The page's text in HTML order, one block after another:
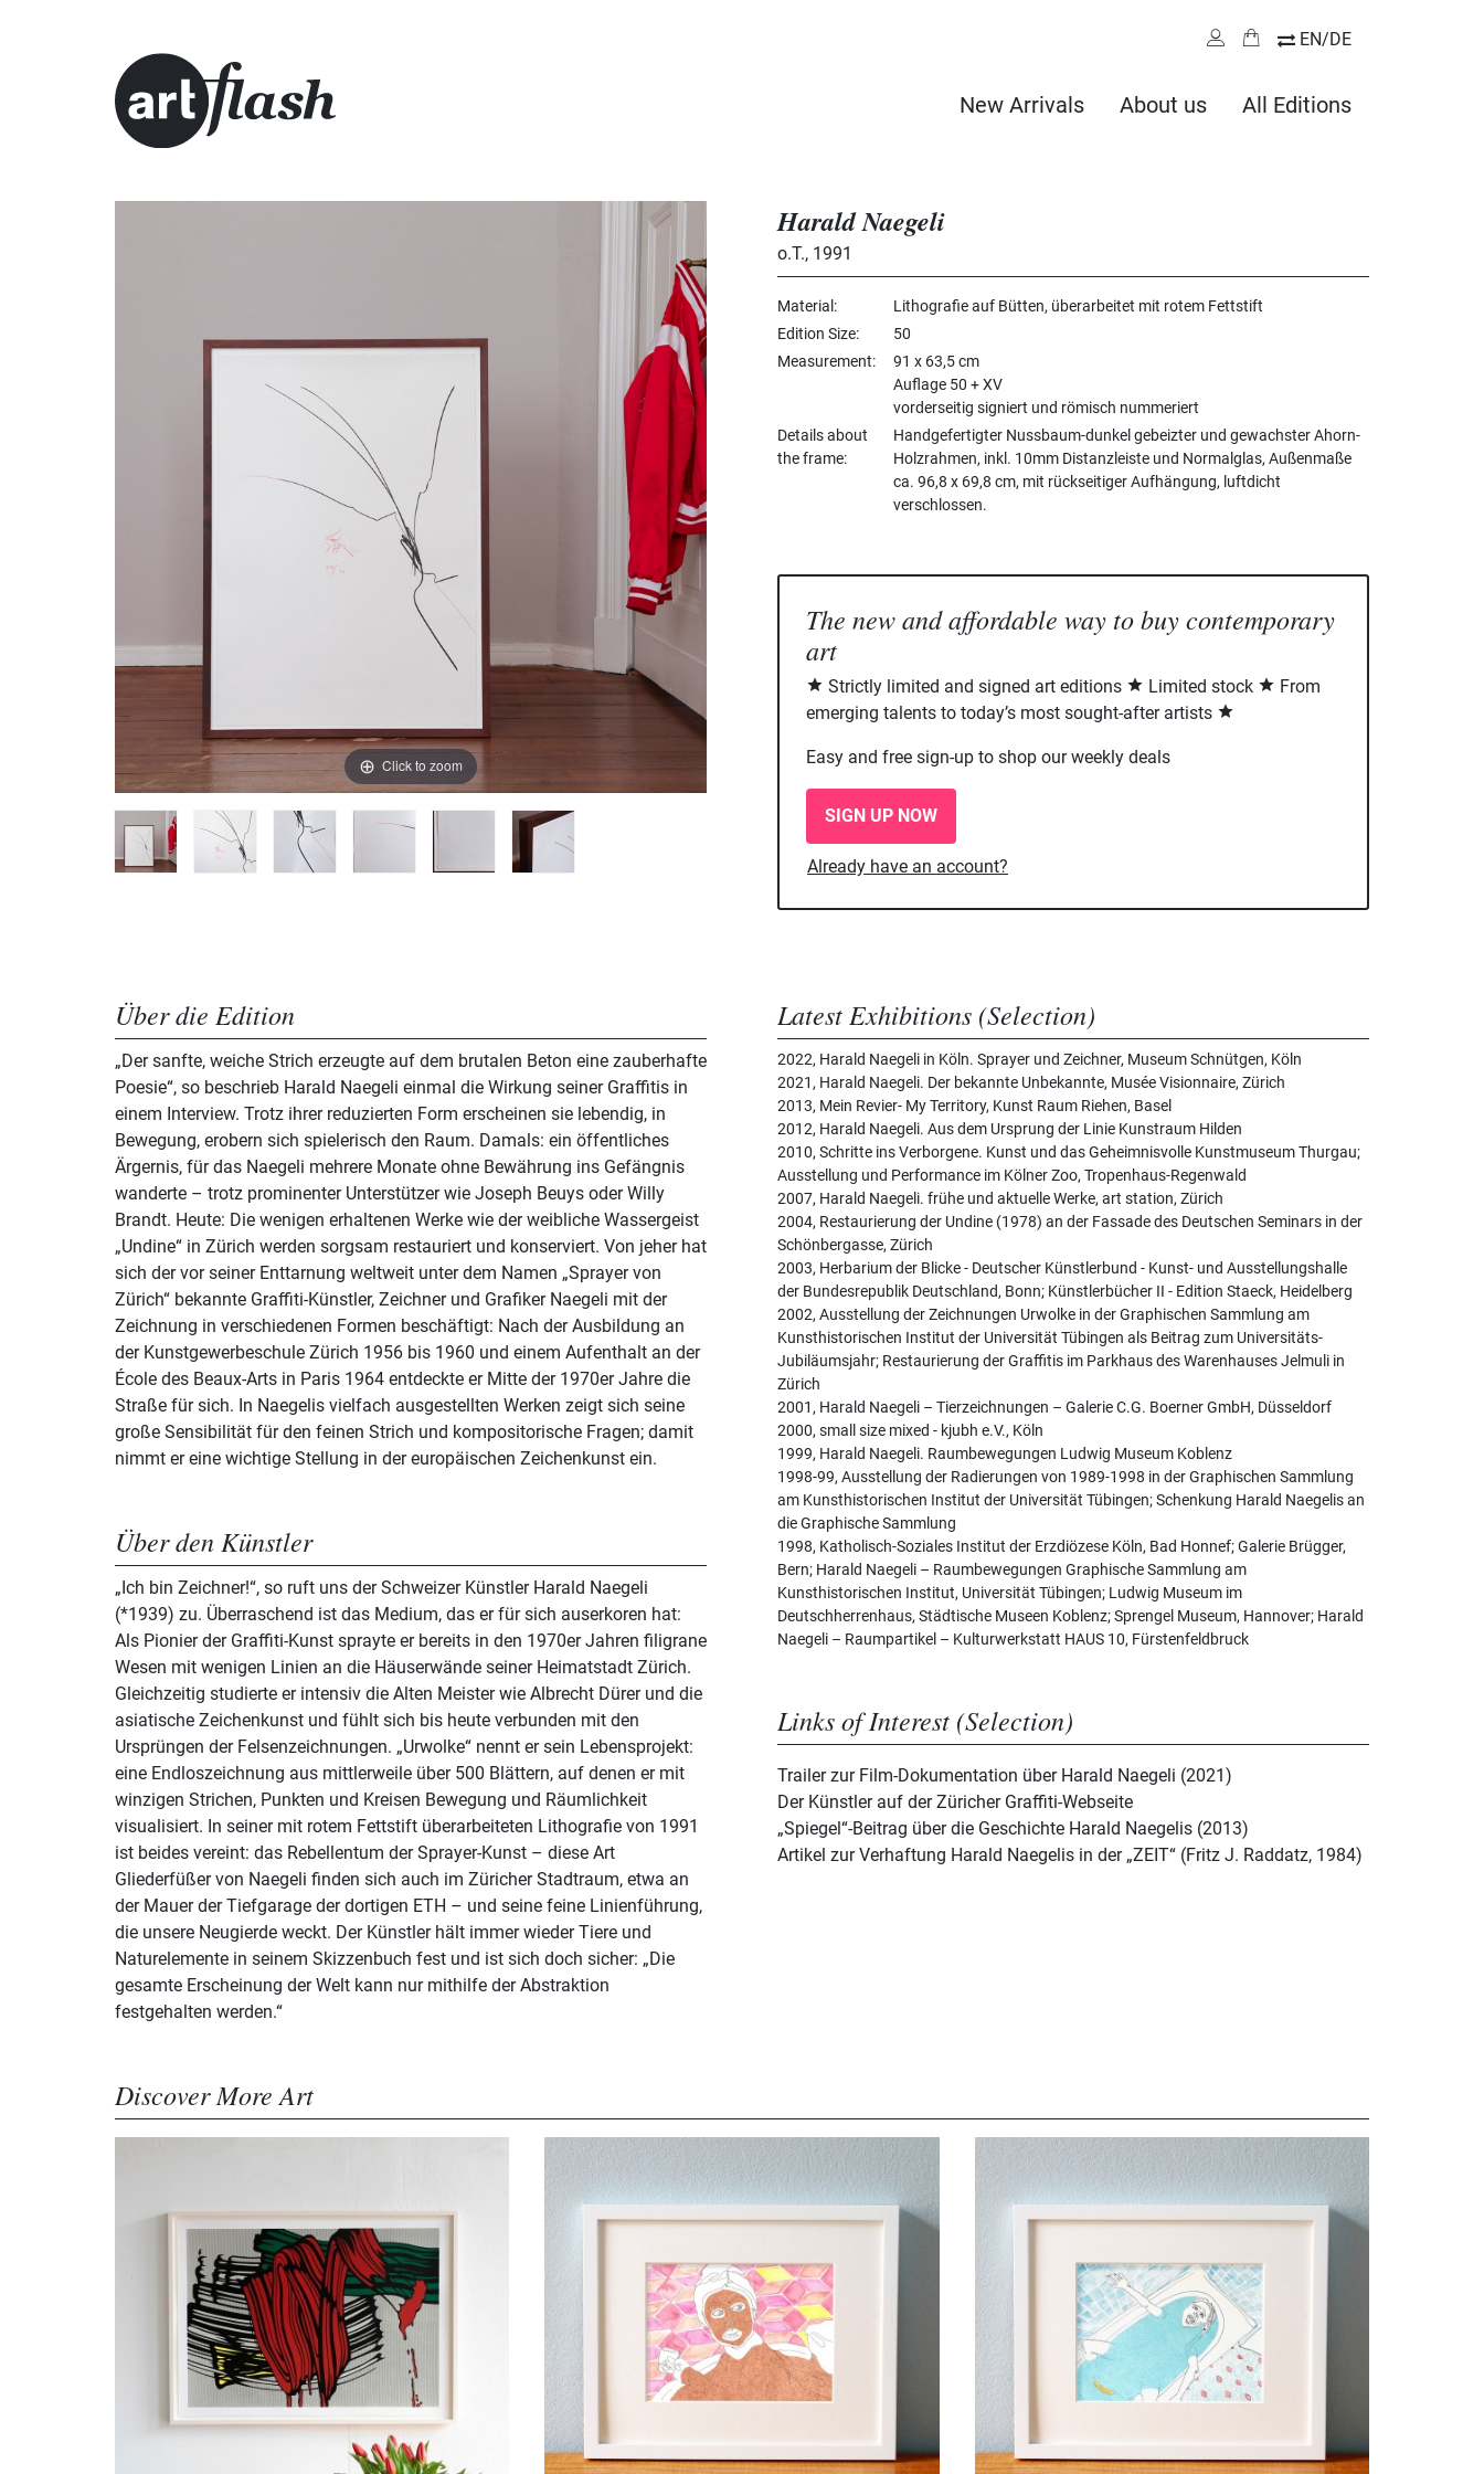
EN/DE
New Arrivals About us All Editions
Click to zoom
Harald Naegeli
o.T., 1991
Material
Lithografie auf Bütten, überarbeitet mit rotem Fettstift
Edition Size
50
Measurement
91 x 63,5 cm
Auflage 50 + XV
vorderseitig signiert und römisch nummeriert
Details about
the frame
Handgefertigter Nussbaum-dunkel gebeizter und gewachster Ahorn-
Holzrahmen, inkl. 10mm Distanzleiste und Normalglas, Außenmaße
ca. 96,8 x 69,8 cm, mit rückseitiger Aufhängung, luftdicht
verschlossen.
The new and affordable way to buy contemporary
art
Strictly limited and signed art editions Limited stock
From
emerging talents to today’s most sought-after artists
Easy and free sign-up to shop our weekly deals
SIGN UP NOW
Already have an account?
Über die Edition
„Der sanfte, weiche Strich erzeugte auf dem brutalen Beton eine zauberhafte
Poesie“, so beschrieb Harald Naegeli einmal die Wirkung seiner Graffitis in
einem Interview. Trotz ihrer reduzierten Form erscheinen sie lebendig, in
Bewegung, erobern sich spielerisch den Raum. Damals: ein öffentliches
Ärgernis, für das Naegeli mehrere Monate ohne Bewährung ins Gefängnis
wanderte – trotz prominenter Unterstützer wie Joseph Beuys oder Willy
Brandt. Heute: Die wenigen erhaltenen Werke wie der weibliche Wassergeist
„Undine“ in Zürich werden sorgsam restauriert und konserviert. Von jeher hat
sich der vor seiner Enttarnung weltweit unter dem Namen „Sprayer von
Zürich“ bekannte Graffiti-Künstler, Zeichner und Grafiker Naegeli mit der
Zeichnung in verschiedenen Formen beschäftigt: Nach der Ausbildung an
der Kunstgewerbeschule Zürich 1956 bis 1960 und einem Aufenthalt an der
École des Beaux-Arts in Paris 1964 entdeckte er Mitte der 1970er Jahre die
Straße für sich. In Naegelis vielfach ausgestellten Werken zeigt sich seine
große Sensibilität für den feinen Strich und kompositorische Fragen; damit
nimmt er eine wichtige Stellung in der europäischen Zeichenkunst ein.
Über den Künstler
„Ich bin Zeichner!“, so ruft uns der Schweizer Künstler Harald Naegeli
(*1939) zu. Überraschend ist das Medium, das er für sich auserkoren hat:
Als Pionier der Graffiti-Kunst sprayte er bereits in den 1970er Jahren filigrane
Wesen mit wenigen Linien an die Häuserwände seiner Heimatstadt Zürich.
Gleichzeitig studierte er intensiv die Alten Meister wie Albrecht Dürer und die
asiatische Zeichenkunst und fühlt sich bis heute verbunden mit den
Ursprüngen der Felsenzeichnungen. „Urwolke“ nennt er sein Lebensprojekt:
eine Endloszeichnung aus mittlerweile über 500 Blättern, auf denen er mit
winzigen Strichen, Punkten und Kreisen Bewegung und Räumlichkeit
visualisiert. In seiner mit rotem Fettstift überarbeiteten Lithografie von 1991
ist beides vereint: das Rebellentum der Sprayer-Kunst – diese Art
Gliederfüßer von Naegeli finden sich auch im Züricher Stadtraum, etwa an
der Mauer der Tiefgarage der dortigen ETH – und seine feine Linienführung,
die unsere Neugierde weckt. Der Künstler hält immer wieder Tiere und
Naturelemente in seinem Skizzenbuch fest und ist sich doch sicher: „Die
gesamte Erscheinung der Welt kann nur mithilfe der Abstraktion
festgehalten werden.“
Latest Exhibitions (Selection)
2022, Harald Naegeli in Köln. Sprayer und Zeichner, Museum Schnütgen, Köln
2021, Harald Naegeli. Der bekannte Unbekannte, Musée Visionnaire, Zürich
2013, Mein Revier- My Territory, Kunst Raum Riehen, Basel
2012, Harald Naegeli. Aus dem Ursprung der Linie Kunstraum Hilden
2010, Schritte ins Verborgene. Kunst und das Geheimnisvolle Kunstmuseum Thurgau;
Ausstellung und Performance im Kölner Zoo, Tropenhaus-Regenwald
2007, Harald Naegeli. frühe und aktuelle Werke, art station, Zürich
2004, Restaurierung der Undine (1978) an der Fassade des Deutschen Seminars in der
Schönbergasse, Zürich
2003, Herbarium der Blicke - Deutscher Künstlerbund - Kunst- und Ausstellungshalle
der Bundesrepublik Deutschland, Bonn; Künstlerbücher II - Edition Staeck, Heidelberg
2002, Ausstellung der Zeichnungen Urwolke in der Graphischen Sammlung am
Kunsthistorischen Institut der Universität Tübingen als Beitrag zum Universitäts-
Jubiläumsjahr; Restaurierung der Graffitis im Parkhaus des Warenhauses Jelmuli in
Zürich
2001, Harald Naegeli – Tierzeichnungen – Galerie C.G. Boerner GmbH, Düsseldorf
2000, small size mixed - kjubh e.V., Köln
1999, Harald Naegeli. Raumbewegungen Ludwig Museum Koblenz
1998-99, Ausstellung der Radierungen von 1989-1998 in der Graphischen Sammlung
am Kunsthistorischen Institut der Universität Tübingen; Schenkung Harald Naegelis an
die Graphische Sammlung
1998, Katholisch-Soziales Institut der Erzdiözese Köln, Bad Honnef; Galerie Brügger,
Bern; Harald Naegeli – Raumbewegungen Graphische Sammlung am
Kunsthistorischen Institut, Universität Tübingen; Ludwig Museum im
Deutschherrenhaus, Städtische Museen Koblenz; Sprengel Museum, Hannover; Harald
Naegeli – Raumpartikel – Kulturwerkstatt HAUS 10, Fürstenfeldbruck
Links of Interest (Selection)
Trailer zur Film-Dokumentation über Harald Naegeli (2021)
Der Künstler auf der Züricher Graffiti-Webseite
„Spiegel“-Beitrag über die Geschichte Harald Naegelis (2013)
Artikel zur Verhaftung Harald Naegelis in der „ZEIT“ (Fritz J. Raddatz, 1984)
Discover More Art